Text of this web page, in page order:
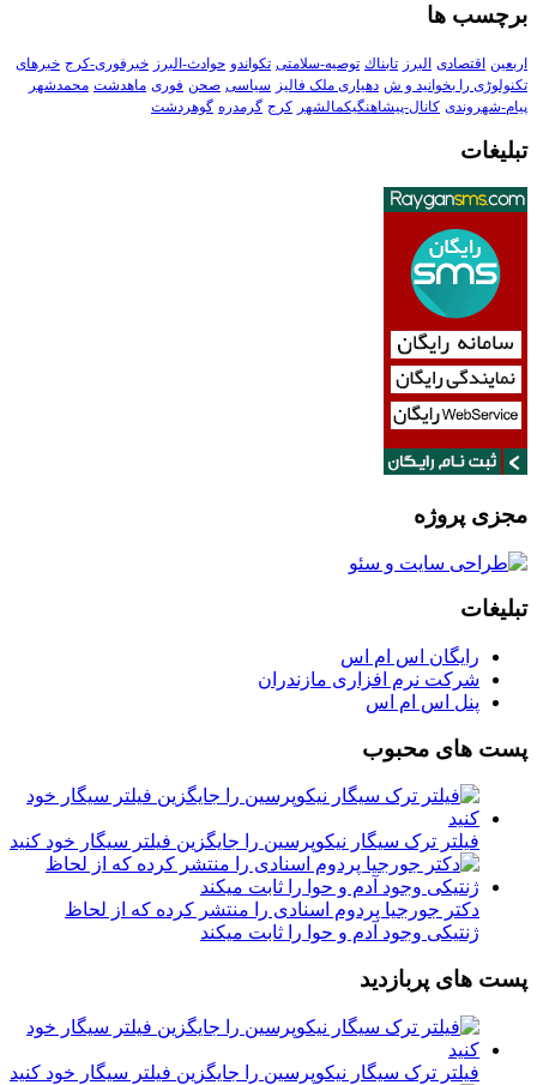
برچسب ها
اربعین اقتصادی البرز تابناك توصیه-سلامتی تکواندو حوادث-البرز خبرفوری-کرج خبرهای
تکنولوڑی را بخوانید و ش دهیاری ملک فالیز سیاسی صحن فوری ماهدشت محمدشهر
پیام-شهروندی کانال-پیشاهنگیکمالشهر کرج گرمدره گوهردشت
تبلیغات
مجزی پروژه
تبلیغات
رایگان اس ام اس
شرکت نرم افزاری مازندران
پنل اس ام اس
پست های محبوب
فیلتر ترک سیگار نیکوپرسین را جایگزین فیلتر سیگار خود کنید
دکتر جورجیا پردوم اسنادی را منتشر کرده که از لحاظ
ژنتیکی وجود آدم و حوا را ثابت میکند
پست های پربازدید
فیلتر ترک سیگار نیکوپرسین را جایگزین فیلتر سیگار خود کنید